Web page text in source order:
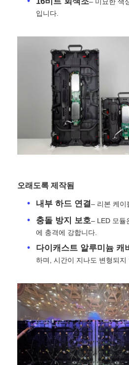
회사 소개
공장 견학
품질 관리
문의하기
뉴스
견적 요청
LED 디스플레이 화면
연주회는 스크린을 이끌었습
입니다.
오래도록 제작됨
내부 하드 연결– 리본 케이
충돌 방지 보호– LED 모듈
에 충격에 강합니다.
다이캐스트 알루미늄 캐
하며, 시간이 지나도 변형되지